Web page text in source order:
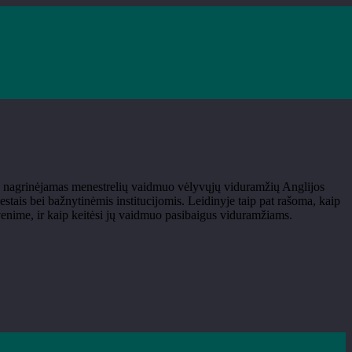
medieval England“
menestrelių vaidmuo vėlyvųjų viduramžių Anglijos
bei bažnytinėmis institucijomis. Leidinyje taip pat rašoma, kaip
ir kaip keitėsi jų vaidmuo pasibaigus viduramžiams.